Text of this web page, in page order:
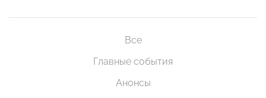
Все
Главные события
Анонсы